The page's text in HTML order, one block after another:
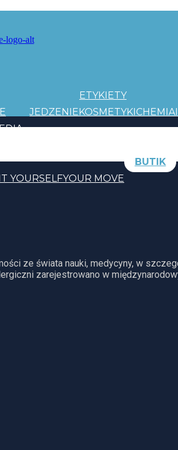
ETYKIETY
JEDZENIEKOSMETYKICHEMIA
YOURSELFYOUR MOVE
BUTIK
ze świata nauki, medycyny, w
zarejestrowano w